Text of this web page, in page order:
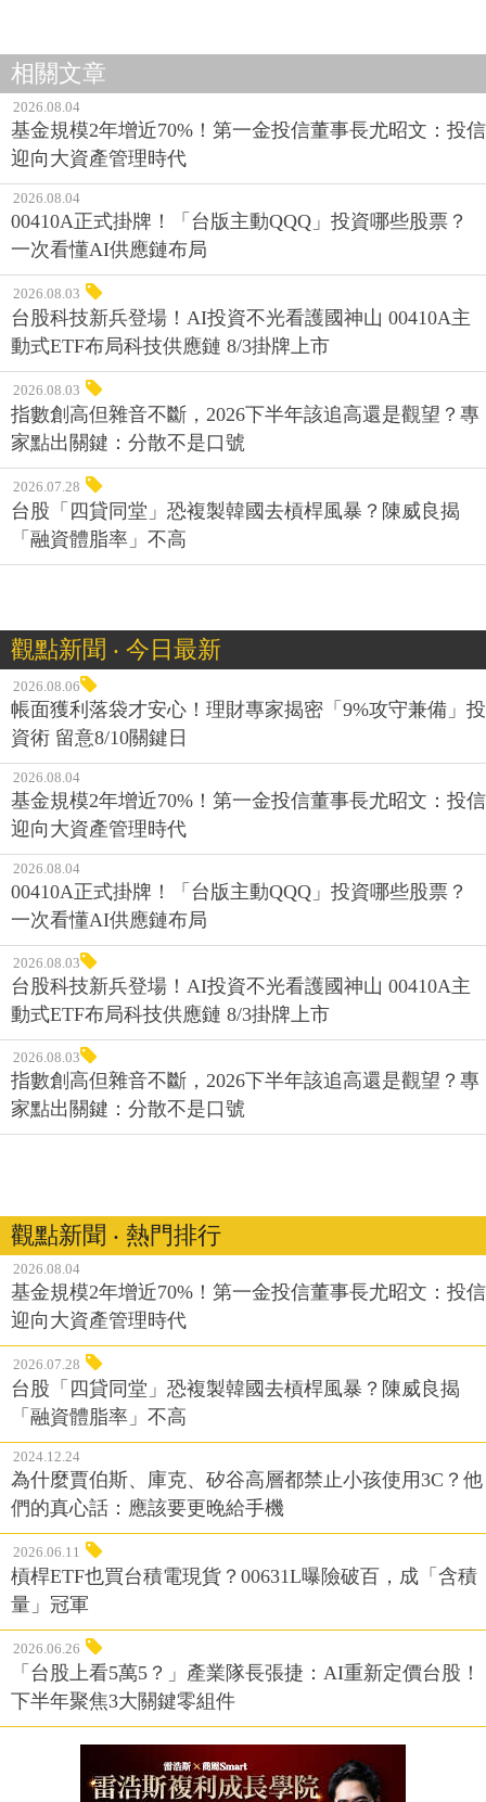
相關文章
2026.08.04
基金規模2年增近70%！第一金投信董事長尤昭文：投信
迎向大資產管理時代
2026.08.04
00410A正式掛牌！「台版主動QQQ」投資哪些股票？
一次看懂AI供應鏈布局
2026.08.03
台股科技新兵登場！AI投資不光看護國神山 00410A主
動式ETF布局科技供應鏈 8/3掛牌上市
2026.08.03
指數創高但雜音不斷，2026下半年該追高還是觀望？專
家點出關鍵：分散不是口號
2026.07.28
台股「四貸同堂」恐複製韓國去槓桿風暴？陳威良揭
「融資體脂率」不高
觀點新聞 ‧ 今日最新
2026.08.06
帳面獲利落袋才安心！理財專家揭密「9%攻守兼備」投
資術 留意8/10關鍵日
2026.08.04
基金規模2年增近70%！第一金投信董事長尤昭文：投信
迎向大資產管理時代
2026.08.04
00410A正式掛牌！「台版主動QQQ」投資哪些股票？
一次看懂AI供應鏈布局
2026.08.03
台股科技新兵登場！AI投資不光看護國神山 00410A主
動式ETF布局科技供應鏈 8/3掛牌上市
2026.08.03
指數創高但雜音不斷，2026下半年該追高還是觀望？專
家點出關鍵：分散不是口號
觀點新聞 ‧ 熱門排行
2026.08.04
基金規模2年增近70%！第一金投信董事長尤昭文：投信
迎向大資產管理時代
2026.07.28
台股「四貸同堂」恐複製韓國去槓桿風暴？陳威良揭
「融資體脂率」不高
2024.12.24
為什麼賈伯斯、庫克、矽谷高層都禁止小孩使用3C？他
們的真心話：應該要更晚給手機
2026.06.11
槓桿ETF也買台積電現貨？00631L曝險破百，成「含積
量」冠軍
2026.06.26
「台股上看5萬5？」產業隊長張捷：AI重新定價台股！
下半年聚焦3大關鍵零組件